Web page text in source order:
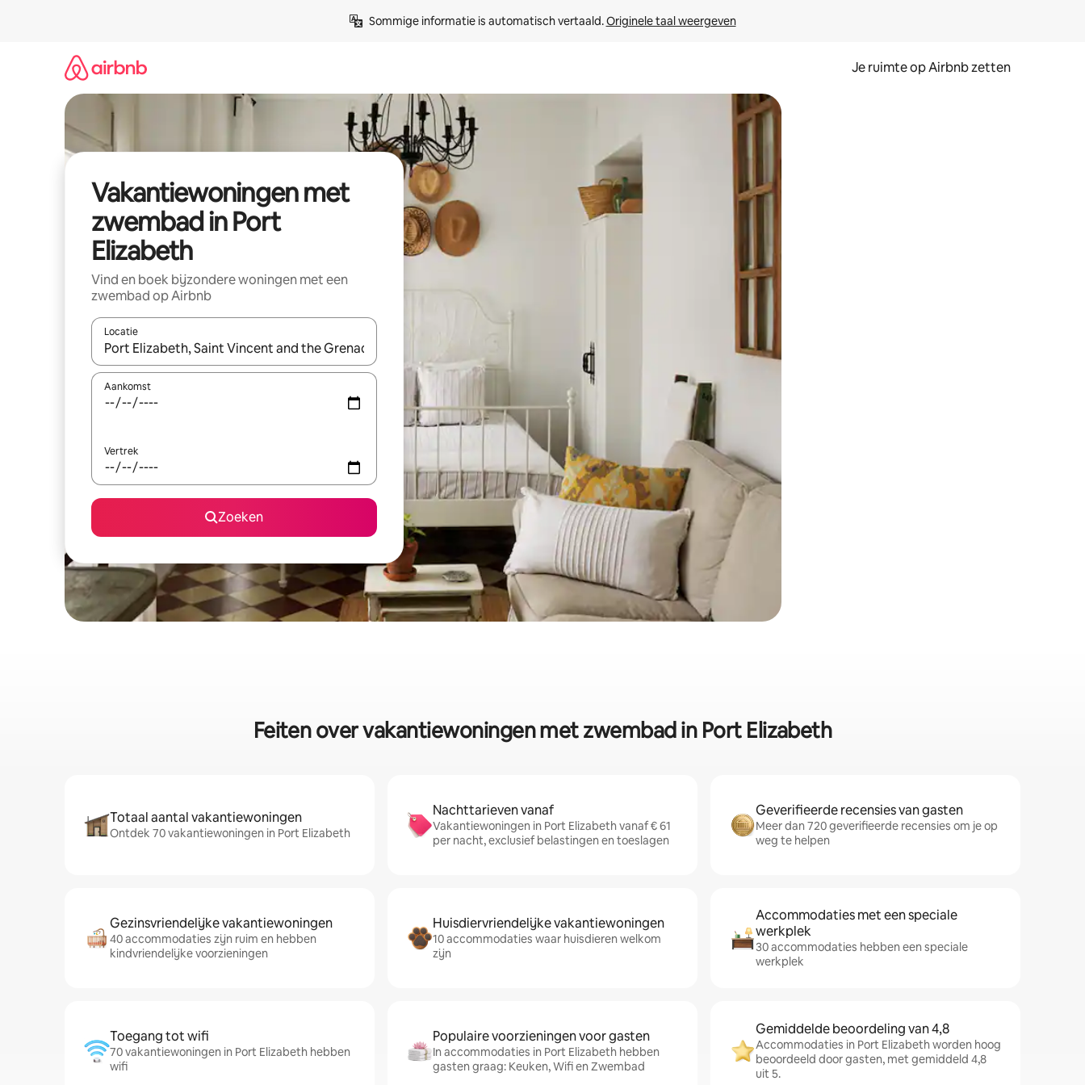
Sommige informatie is automatisch vertaald. Originele taal weergeven
Je ruimte op Airbnb zetten
Vakantiewoningen met
zwembad in Port
Elizabeth
Vind en boek bijzondere woningen met een
zwembad op Airbnb
Locatie
Wanneer er suggesties beschikbaar zijn, maak je een keuze met je de pijltjestoetsen omhoog en omlaag, óf door te tikken of swipen.
Aankomst
Vertrek
Zoeken
Feiten over vakantiewoningen met zwembad in Port Elizabeth
Totaal aantal vakantiewoningen
Ontdek 70 vakantiewoningen in Port Elizabeth
Nachttarieven vanaf
Vakantiewoningen in Port Elizabeth vanaf € 61
per nacht, exclusief belastingen en toeslagen
Geverifieerde recensies van gasten
Meer dan 720 geverifieerde recensies om je op
weg te helpen
Gezinsvriendelijke vakantiewoningen
40 accommodaties zijn ruim en hebben
kindvriendelijke voorzieningen
Huisdiervriendelijke vakantiewoningen
10 accommodaties waar huisdieren welkom
zijn
Accommodaties met een speciale
werkplek
30 accommodaties hebben een speciale
werkplek
Toegang tot wifi
70 vakantiewoningen in Port Elizabeth hebben
wifi
Populaire voorzieningen voor gasten
In accommodaties in Port Elizabeth hebben
gasten graag: Keuken, Wifi en Zwembad
Gemiddelde beoordeling van 4,8
Accommodaties in Port Elizabeth worden hoog
beoordeeld door gasten, met gemiddeld 4,8
uit 5.